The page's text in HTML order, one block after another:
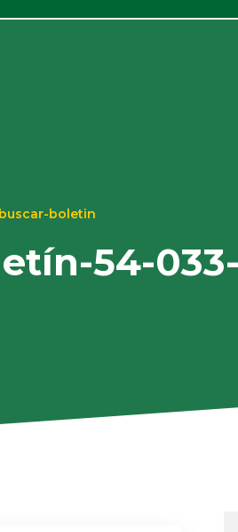
buscar-boletin
54-